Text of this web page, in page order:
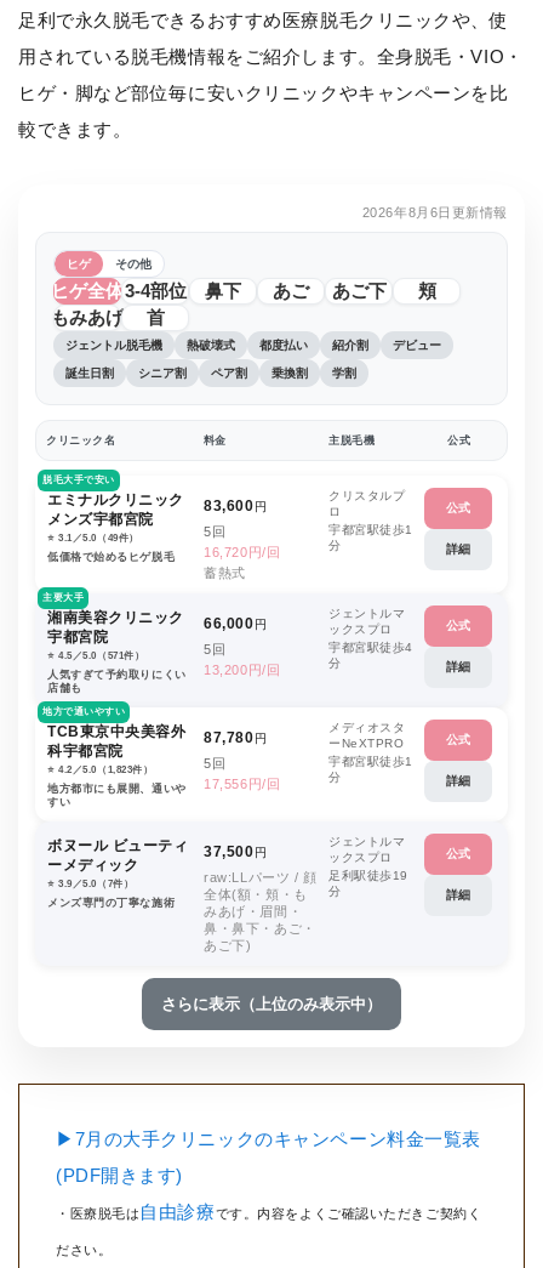
足利で永久脱毛できるおすすめ医療脱毛クリニックや、使
用されている脱毛機情報をご紹介します。全身脱毛・VIO・
ヒゲ・脚など部位毎に安いクリニックやキャンペーンを比
較できます。
2026年8月6日更新情報
ヒゲ その他
ヒゲ全体3-4部位 鼻下 あご あご下
頬
もみあげ
首
ジェントル脱毛機 熱破壊式 都度払い 紹介割 デビュー
誕生日割 シニア割 ペア割 乗換割 学割
クリニック名 料金 主脱毛機 公式
脱毛大手で安い
エミナルクリニック
メンズ宇都宮院
⭐️ 3.1／5.0（49件）
低価格で始めるヒゲ脱毛
83,600円
5回
16,720円/回
蓄熱式
クリスタルプ
ロ
宇都宮駅徒歩1
分
公式
詳細
主要大手
湘南美容クリニック
宇都宮院
⭐️ 4.5／5.0（571件）
人気すぎて予約取りにくい
店舗も
66,000円
5回
13,200円/回
ジェントルマ
ックスプロ
宇都宮駅徒歩4
分
公式
詳細
地方で通いやすい
TCB東京中央美容外
科宇都宮院
⭐️ 4.2／5.0（1,823件）
地方都市にも展開、通いや
すい
87,780円
5回
17,556円/回
メディオスタ
ーNeXTPRO
宇都宮駅徒歩1
分
公式
詳細
ボヌール ビューティ
ーメディック
⭐️ 3.9／5.0（7件）
メンズ専門の丁寧な施術
37,500円
raw:LLパーツ / 顔
全体(額・頬・も
みあげ・眉間・
鼻・鼻下・あご・
あご下)
ジェントルマ
ックスプロ
足利駅徒歩19
分
公式
詳細
さらに表示（上位のみ表示中）
▶7月の大手クリニックのキャンペーン料金一覧表
(PDF開きます)
・医療脱毛は 自由診療です。内容をよくご確認いただきご契約く
ださい。